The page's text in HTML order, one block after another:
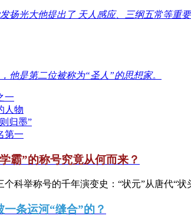
扬光大他提出了 天人感应、三纲五常等重
他是第二位被称为“圣人”的思想家。
一
人物
归墨”
第一
霸”的称号究竟从何而来？
个科举称号的千年演变史：“状元”从唐代“状
条运河“缝合”的？